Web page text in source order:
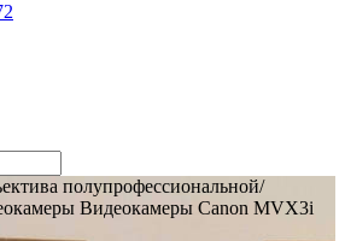
полупрофессиональной/
Видеокамеры Canon MVX3i